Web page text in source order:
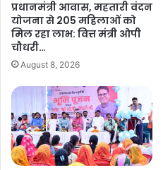
वि
ज
य
र्मा
…
.
शा
दी
के
लि
मि
2
0
ह
जा
प्रधानमंत्री आवास, महतारी वंदन
योजना से 205 महिलाओं को
मिल रहा लाभ: वित्त मंत्री ओपी
चौधरी…
August 8, 2026